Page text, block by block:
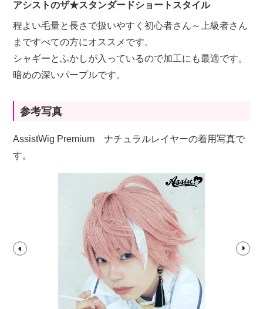
アシストのザ★スタンダードショートスタイル
程よい毛量と長さで扱いやすく初心者さん～上級者さん
まですべての方にオススメです。
シャギーとふかしが入っているので加工にも最適です。
暗めの深いパープルです。
参考写真
AssistWig Premium ナチュラルレイヤーの着用写真で
す。